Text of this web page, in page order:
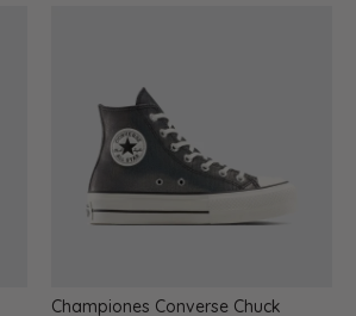
Championes Converse Chuck